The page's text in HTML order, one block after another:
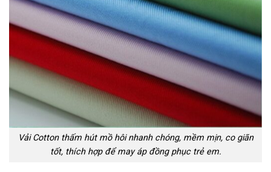
Vải Cotton thấm hút mồ hôi nhanh chóng, mềm mịn, co giãn
tốt, thích hợp để may áp đồng phục trẻ em.